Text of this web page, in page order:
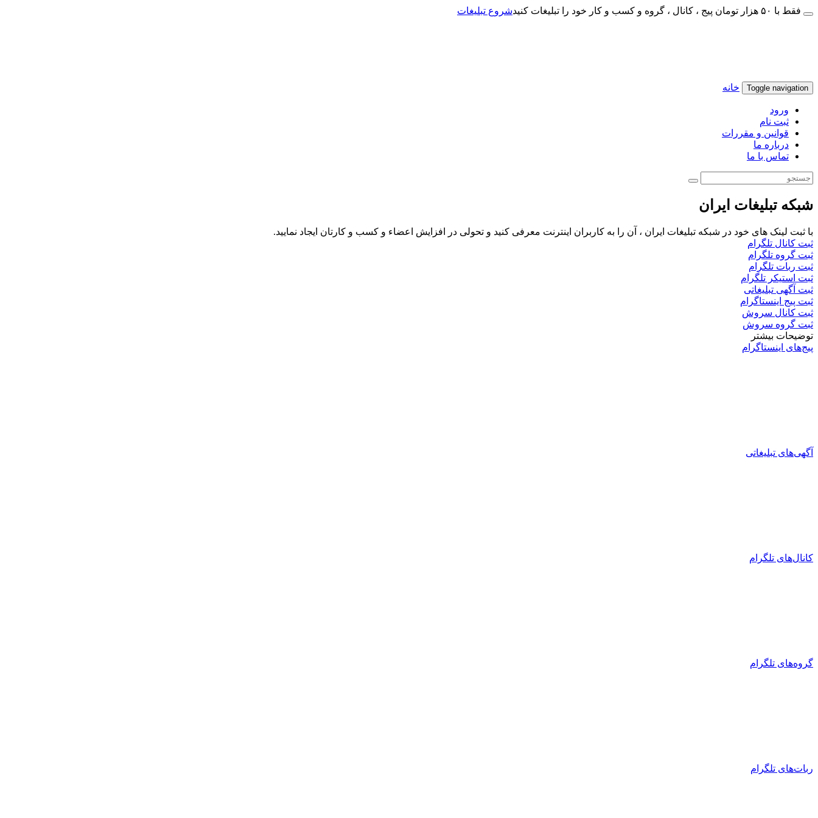
فقط با ۵۰ هزار تومان پیج ، کانال ، گروه و کسب و کار خود را تبلیغات کنید شروع تبلیغات
Toggle navigation خانه
ورود
ثبت نام
قوانین و مقررات
درباره ما
تماس با ما
شبکه تبلیغات ایران
با ثبت لینک های خود در شبکه تبلیغات ایران ، آن را به کاربران اینترنت معرفی کنید و تحولی در افزایش اعضاء و کسب و کارتان ایجاد نمایید.
ثبت کانال تلگرام
ثبت گروه تلگرام
ثبت ربات تلگرام
ثبت استیکر تلگرام
ثبت آگهی تبلیغاتی
ثبت پیج اینستاگرام
ثبت کانال سروش
ثبت گروه سروش
توضیحات بیشتر
پیج‌های اینستاگرام
آگهی‌های تبلیغاتی
کانال‌های تلگرام
گروه‌های تلگرام
ربات‌های تلگرام